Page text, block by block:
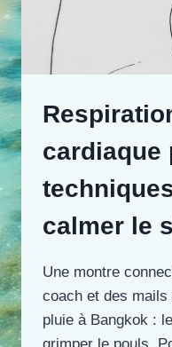
cardiaque
calmer le
Une montre
coach et des
pluie à Bangkok :
grimper le pouls.